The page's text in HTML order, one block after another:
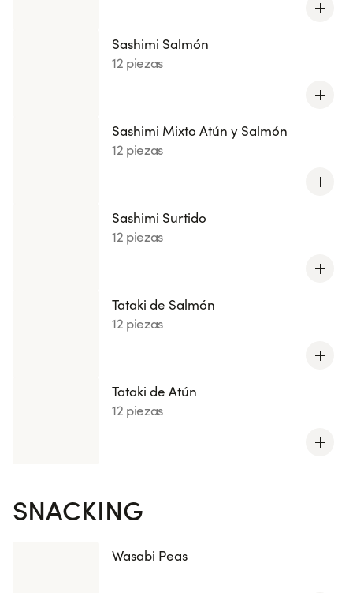
Sashimi Salmón
12 piezas
Sashimi Mixto Atún y Salmón
12 piezas
Sashimi Surtido
12 piezas
Tataki de Salmón
12 piezas
Tataki de Atún
12 piezas
SNACKING
Wasabi Peas